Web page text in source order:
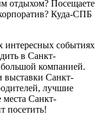
отдыхом? Посещаете
Куда-СПБ
событиях
в Санкт-
компанией.
выставки Санкт-
лучшие
места Санкт-
посетить!